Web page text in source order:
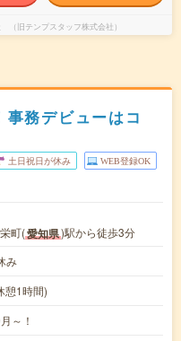
旧テンプスタッフ株式会社）
務デビューはコ
土日祝日が休み WEB登録OK
町(愛知県)駅から徒歩3分
み
1時間)
～！